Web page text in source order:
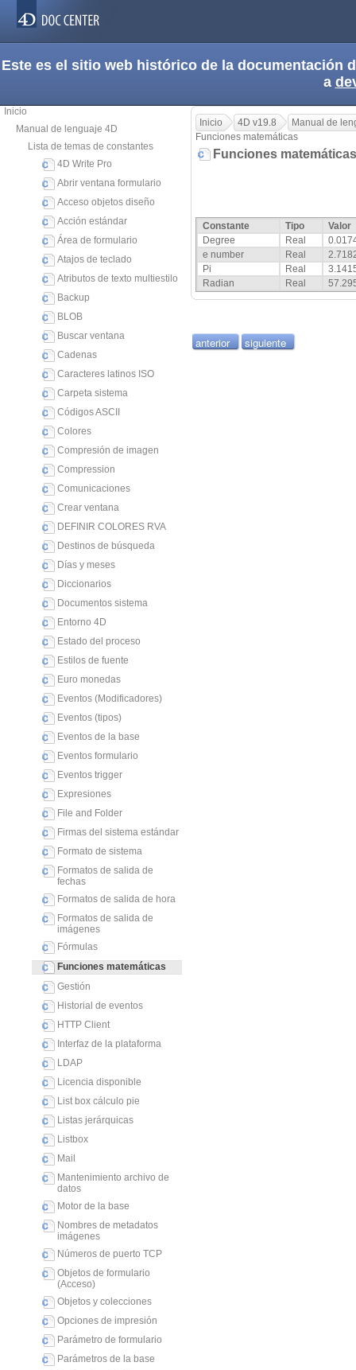
Este es el sitio web histórico de la documentación
a
Inicio
Manual de lenguaje 4D
Lista de temas de constantes
4D Write Pro
Abrir ventana formulario
Acceso objetos diseño
Acción estándar
Área de formulario
Atajos de teclado
Atributos de texto multiestilo
Backup
BLOB
Buscar ventana
Cadenas
Caracteres latinos ISO
Carpeta sistema
Códigos ASCII
Colores
Compresión de imagen
Compression
Comunicaciones
Crear ventana
DEFINIR COLORES RVA
Destinos de búsqueda
Días y meses
Diccionarios
Documentos sistema
Entorno 4D
Estado del proceso
Estilos de fuente
Euro monedas
Eventos (Modificadores)
Eventos (tipos)
Eventos de la base
Eventos formulario
Eventos trigger
Expresiones
File and Folder
Firmas del sistema estándar
Formato de sistema
Formatos de salida de
fechas
Formatos de salida de hora
Formatos de salida de
imágenes
Fórmulas
Funciones matemáticas
Gestión
Historial de eventos
HTTP Client
Interfaz de la plataforma
LDAP
Licencia disponible
List box cálculo pie
Listas jerárquicas
Listbox
Mail
Mantenimiento archivo de
datos
Motor de la base
Nombres de metadatos
imágenes
Números de puerto TCP
Objetos de formulario
(Acceso)
Objetos y colecciones
Opciones de impresión
Parámetro de formulario
Parámetros de la base
Inicio 4D v19.8
Manual de
Funciones matemáticas
Funciones
Constante Tipo
Valor
Degree
Real
e number
Real
Pi
Real
Radian
Real
anterior siguiente